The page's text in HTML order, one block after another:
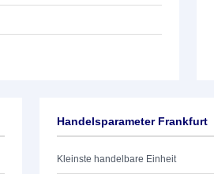
Handelsparameter Frankfurt
Kleinste handelbare Einheit